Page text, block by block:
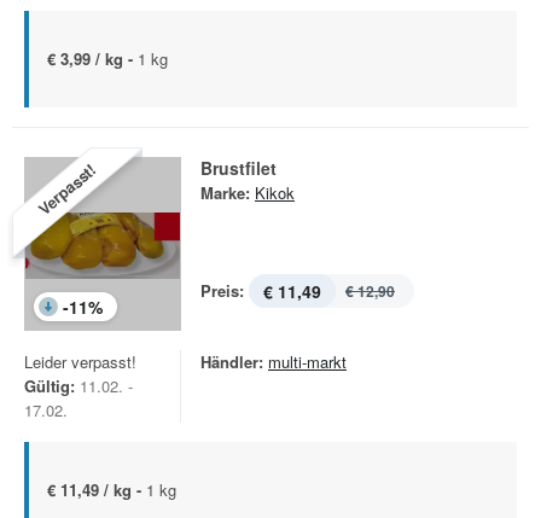
€ 3,99 / kg - 1 kg
Verpasst!
-11%
Brustfilet
Marke: Kikok
Preis: € 11,49 € 12,90
Leider verpasst!
Gültig: 11.02. -
17.02.
Händler: multi-markt
€ 11,49 / kg - 1 kg